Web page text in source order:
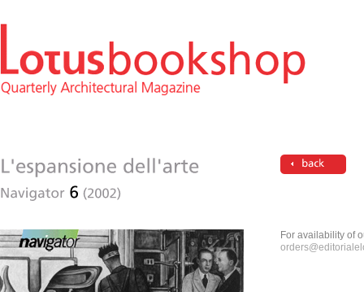
For availability of